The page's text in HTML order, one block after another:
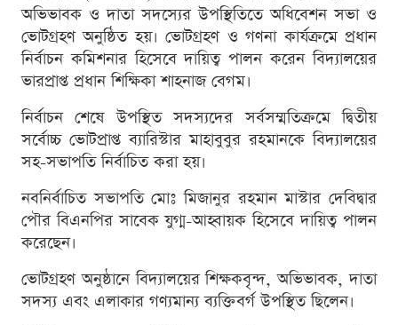
অভিভাবক ও দাতা সদস্যের উপস্থিতিতে অধিবেশন সভা ও
ভোটগ্রহণ অনুষ্ঠিত হয়। ভোটগ্রহণ ও গণনা কার্যক্রমে প্রধান
নির্বাচন কমিশনার হিসেবে দায়িত্ব পালন করেন বিদ্যালয়ের
ভারপ্রাপ্ত প্রধান শিক্ষিকা শাহনাজ বেগম।
নির্বাচন শেষে উপস্থিত সদস্যদের সর্বসম্মতিক্রমে দ্বিতীয়
সর্বোচ্চ ভোটপ্রাপ্ত ব্যারিস্টার মাহাবুবুর রহমানকে বিদ্যালয়ের
সহ-সভাপতি নির্বাচিত করা হয়।
নবনির্বাচিত সভাপতি মোঃ মিজানুর রহমান মাস্টার দেবিদ্বার
পৌর বিএনপির সাবেক যুগ্ম-আহ্বায়ক হিসেবে দায়িত্ব পালন
করেছেন।
ভোটগ্রহণ অনুষ্ঠানে বিদ্যালয়ের শিক্ষকবৃন্দ, অভিভাবক, দাতা
সদস্য এবং এলাকার গণ্যমান্য ব্যক্তিবর্গ উপস্থিত ছিলেন।